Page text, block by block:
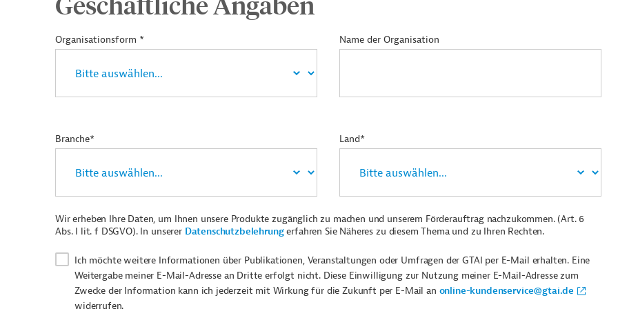
Organisationsform * Name der Organisation
Branche* Land*
Wir erheben Ihre Daten, um Ihnen unsere Produkte zugänglich zu machen und unserem Förderauftrag nachzukommen. (Art. 6
Abs. I lit. f DSGVO). In unserer Datenschutzbelehrungerfahren Sie Näheres zu diesem Thema und zu Ihren Rechten.
Ich möchte weitere Informationen über Publikationen, Veranstaltungen oder Umfragen der GTAI per E-Mail erhalten. Eine
Weitergabe meiner E-Mail-Adresse an Dritte erfolgt nicht. Diese Einwilligung zur Nutzung meiner E-Mail-Adresse zum
Zwecke der Information kann ich jederzeit mit Wirkung für die Zukunft per E-Mail an online-kundenservice@gtai.de
widerrufen.